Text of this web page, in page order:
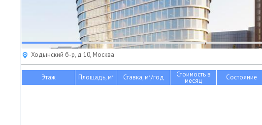
Ходынский б-р, д 10, Москва
Этаж Площадь, м2 Ставка, м2/год Стоимость в
месяц Состояние